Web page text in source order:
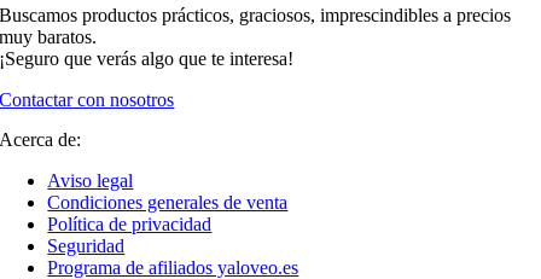
Buscamos productos prácticos, graciosos, imprescindibles a precios
muy baratos.
¡Seguro que verás algo que te interesa!
Contactar con nosotros
Acerca de:
Aviso legal
Condiciones generales de venta
Política de privacidad
Seguridad
Programa de afiliados yaloveo.es